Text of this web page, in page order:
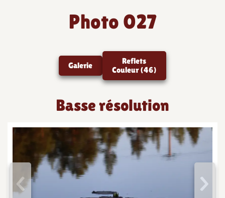
Photo 027
Galerie
Reflets
Couleur (46)
Basse résolution
< >